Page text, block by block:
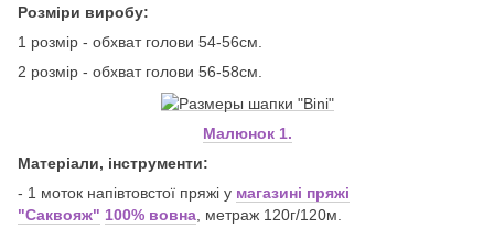
Розміри виробу:
1 розмір - обхват голови 54-56см.
2 розмір - обхват голови 56-58см.
Малюнок 1.
Матеріали, інструменти:
- 1 моток напівтовстої пряжі у магазині пряжі
"Саквояж" 100% вовна , метраж 120г/120м.